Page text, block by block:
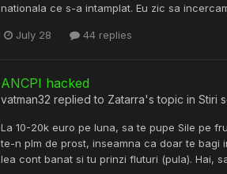
nationala ce s-a intamplat. Eu zic sa
July 28 44 replies
ANCPI hacked
vatman32 replied to Zatarra's topic in Stiri
La 10-20k euro pe luna, sa te pupe Sile pe
te-n plm de prost, inseamna ca doar te bagi
lea cont banat si tu prinzi fluturi (pula). Hai,